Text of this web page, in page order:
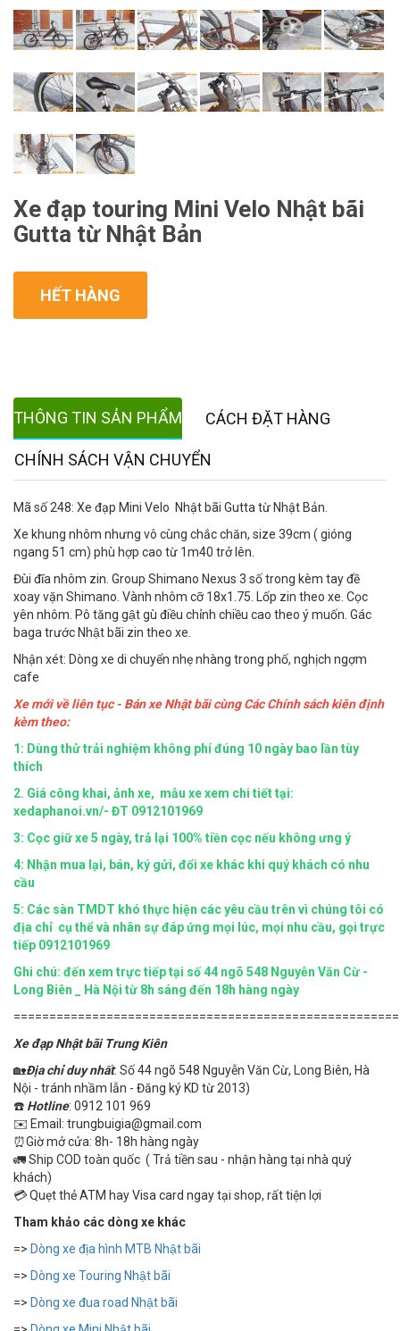
Xe đạp touring Mini Velo Nhật bãi
Gutta từ Nhật Bản
HẾT HÀNG
THÔNG TIN SẢN PHẨM CÁCH ĐẶT HÀNG
CHÍNH SÁCH VẬN CHUYỂN
Mã số 248: Xe đạp Mini Velo Nhật bãi Gutta từ Nhật Bản.
Xe khung nhôm nhưng vô cùng chắc chăn, size 39cm ( gióng
ngang 51 cm) phù hợp cao từ 1m40 trở lên.
Đùi đĩa nhôm zin. Group Shimano Nexus 3 số trong kèm tay đề
xoay vặn Shimano. Vành nhôm cỡ 18x1.75. Lốp zin theo xe. Cọc
yên nhôm. Pô tăng gật gù điều chỉnh chiều cao theo ý muốn. Gác
baga trước Nhật bãi zin theo xe.
Nhận xét: Dòng xe di chuyển nhẹ nhàng trong phố, nghịch ngợm
cafe
Xe mới về liên tục - Bán xe Nhật bãi cùng Các Chính sách kiên định
kèm theo:
1: Dùng thử trải nghiệm không phí đúng 10 ngày bao lần tùy
thích
2. Giá công khai, ảnh xe, mẫu xe xem chi tiết tại:
xedaphanoi.vn/- ĐT 0912101969
3: Cọc giữ xe 5 ngày, trả lại 100% tiền cọc nếu không ưng ý
4: Nhận mua lại, bán, ký gửi, đổi xe khác khi quý khách có nhu
cầu
5: Các sàn TMDT khó thực hiện các yêu cầu trên vì chúng tôi có
địa chỉ cụ thể và nhân sự đáp ứng mọi lúc, mọi nhu cầu, gọi trực
tiếp 0912101969
Ghi chú: đến xem trực tiếp tại số 44 ngõ 548 Nguyễn Văn Cừ -
Long Biên _ Hà Nội từ 8h sáng đến 18h hàng ngày
Xe đạp Nhật bãi Trung Kiên
🏡Địa chỉ duy nhất: Số 44 ngõ 548 Nguyễn Văn Cừ, Long Biên, Hà
Nội - tránh nhầm lẫn - Đăng ký KD từ 2013)
☎️ Hotline: 0912 101 969
✉️ Email: trungbuigia@gmail.com
⏰Giờ mở cửa: 8h- 18h hàng ngày
🚛 Ship COD toàn quốc ( Trả tiền sau - nhận hàng tại nhà quý
khách)
💳 Quẹt thẻ ATM hay Visa card ngay tại shop, rất tiện lợi
Tham khảo các dòng xe khác
=> Dòng xe địa hình MTB Nhật bãi
=> Dòng xe Touring Nhật bãi
=> Dòng xe đua road Nhật bãi